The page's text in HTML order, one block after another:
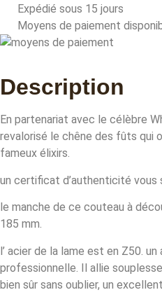
Expédié sous 15 jours
Moyens de paiement
Description
En partenariat avec le célèbre
revalorisé le chêne des fûts qui
fameux élixirs.
un certificat d’authenticité vous
le manche de ce couteau à
185 mm.
l’ acier de la lame est en Z50.
professionnelle. Il allie
bien sûr sans oublier, un